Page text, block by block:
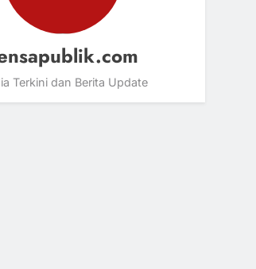
Terkini dan Berita Update